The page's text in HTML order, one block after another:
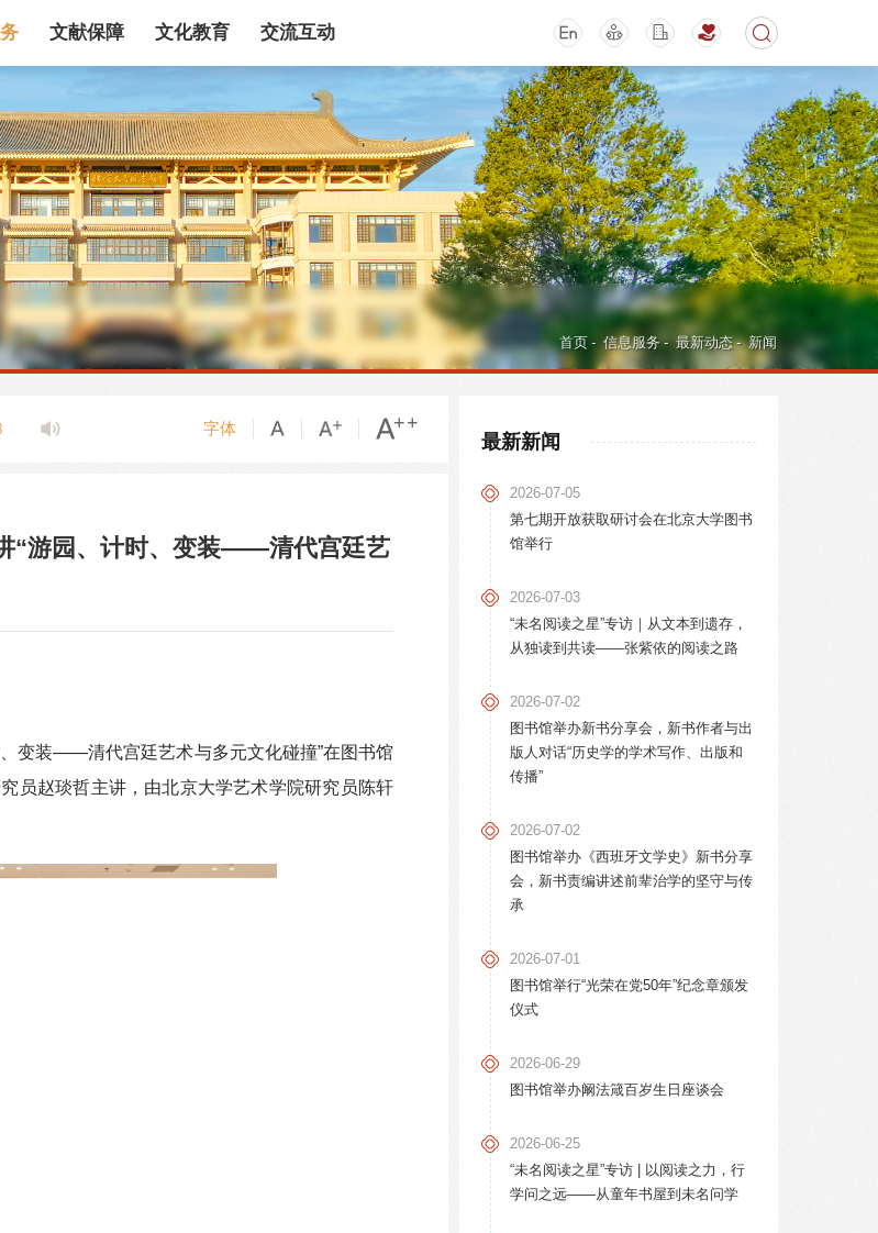
论文、书、报告 数据库 电子图书和电子期刊
馆际互借 新书通报 专利数据 活动讲座
文献保障 文化教育 交流互动
首页 - 信息服务 - 最新动态 - 新闻
最新新闻
2026-07-05
第七期开放获取研讨会在北京大学图书
馆举行
2026-07-03
“未名阅读之星”专访｜从文本到遗存，
从独读到共读——张紫依的阅读之路
2026-07-02
图书馆举办新书分享会，新书作者与出
版人对话“历史学的学术写作、出版和
传播”
2026-07-02
图书馆举办《西班牙文学史》新书分享
会，新书责编讲述前辈治学的坚守与传
承
2026-07-01
图书馆举行“光荣在党50年”纪念章颁发
仪式
2026-06-29
图书馆举办阚法箴百岁生日座谈会
2026-06-25
“未名阅读之星”专访 | 以阅读之力，行
学问之远——从童年书屋到未名问学
字体
“游园、计时、变装——清代宫廷艺
、变装——清代宫廷艺术与多元文化碰撞”在图书馆
员赵琰哲主讲，由北京大学艺术学院研究员陈轩